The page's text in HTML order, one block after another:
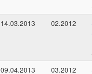
14.03.2013
02.2012
09.04.2013
03.2012